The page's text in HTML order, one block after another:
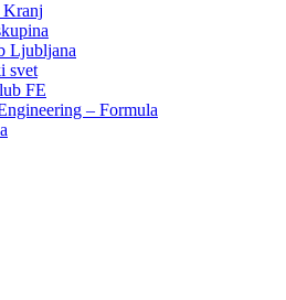
Kranj
Ljubljana
svet
FE
– Formula